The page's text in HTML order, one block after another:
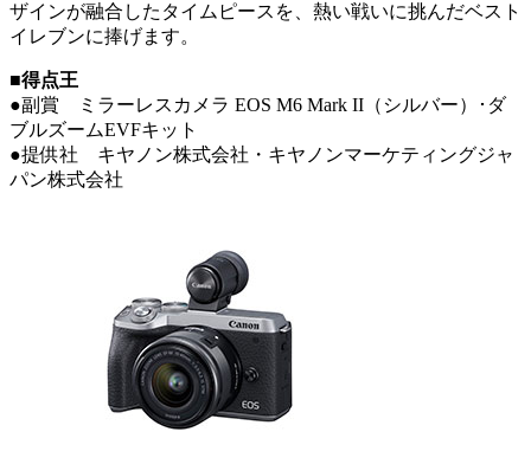
ザインが融合したタイムピースを、熱い戦いに挑んだベスト
イレブンに捧げます。
■得点王
●副賞 ミラーレスカメラ EOS M6 Mark II（シルバー）･ダ
ブルズームEVFキット
●提供社 キヤノン株式会社・キヤノンマーケティングジャ
パン株式会社